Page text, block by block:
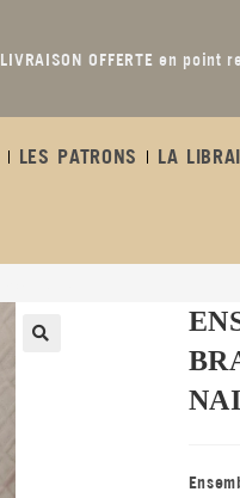
LIVRAISON OFFERTE en point
LES PATRONS LA